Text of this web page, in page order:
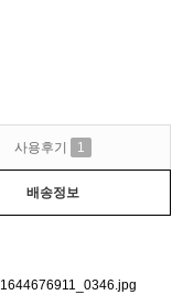
사용후기 1
배송정보